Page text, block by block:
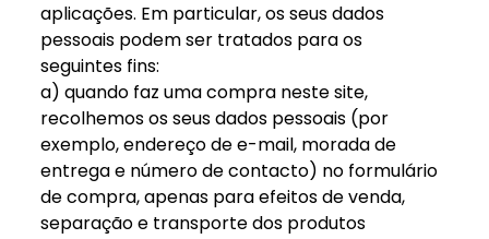
aplicações. Em particular, os seus dados
pessoais podem ser tratados para os
seguintes fins:
a) quando faz uma compra neste site,
recolhemos os seus dados pessoais (por
exemplo, endereço de e-mail, morada de
entrega e número de contacto) no formulário
de compra, apenas para efeitos de venda,
separação e transporte dos produtos